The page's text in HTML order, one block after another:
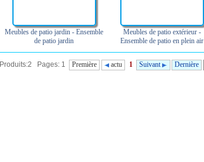
Meubles de patio jardin - Ensemble
de patio jardin
Meubles de patio extérieur -
Ensemble de patio en plein air
Produits:2 Pages: 1 Première actu 1 Suivant Dernière